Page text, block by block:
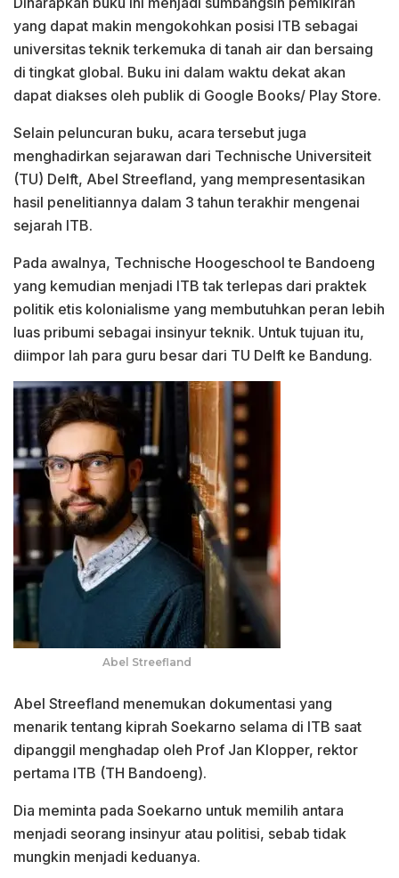
yang dapat makin mengokohkan posisi ITB sebagai
universitas teknik terkemuka di tanah air dan bersaing
di tingkat global. Buku ini dalam waktu dekat akan
dapat diakses oleh publik di Google Books/ Play Store.
Selain peluncuran buku, acara tersebut juga
menghadirkan sejarawan dari Technische Universiteit
(TU) Delft, Abel Streefland, yang mempresentasikan
hasil penelitiannya dalam 3 tahun terakhir mengenai
sejarah ITB.
Pada awalnya, Technische Hoogeschool te Bandoeng
yang kemudian menjadi ITB tak terlepas dari praktek
politik etis kolonialisme yang membutuhkan peran lebih
luas pribumi sebagai insinyur teknik. Untuk tujuan itu,
diimpor lah para guru besar dari TU Delft ke Bandung.
Abel Streefland
Abel Streefland menemukan dokumentasi yang
menarik tentang kiprah Soekarno selama di ITB saat
dipanggil menghadap oleh Prof Jan Klopper, rektor
pertama ITB (TH Bandoeng).
Dia meminta pada Soekarno untuk memilih antara
menjadi seorang insinyur atau politisi, sebab tidak
mungkin menjadi keduanya.